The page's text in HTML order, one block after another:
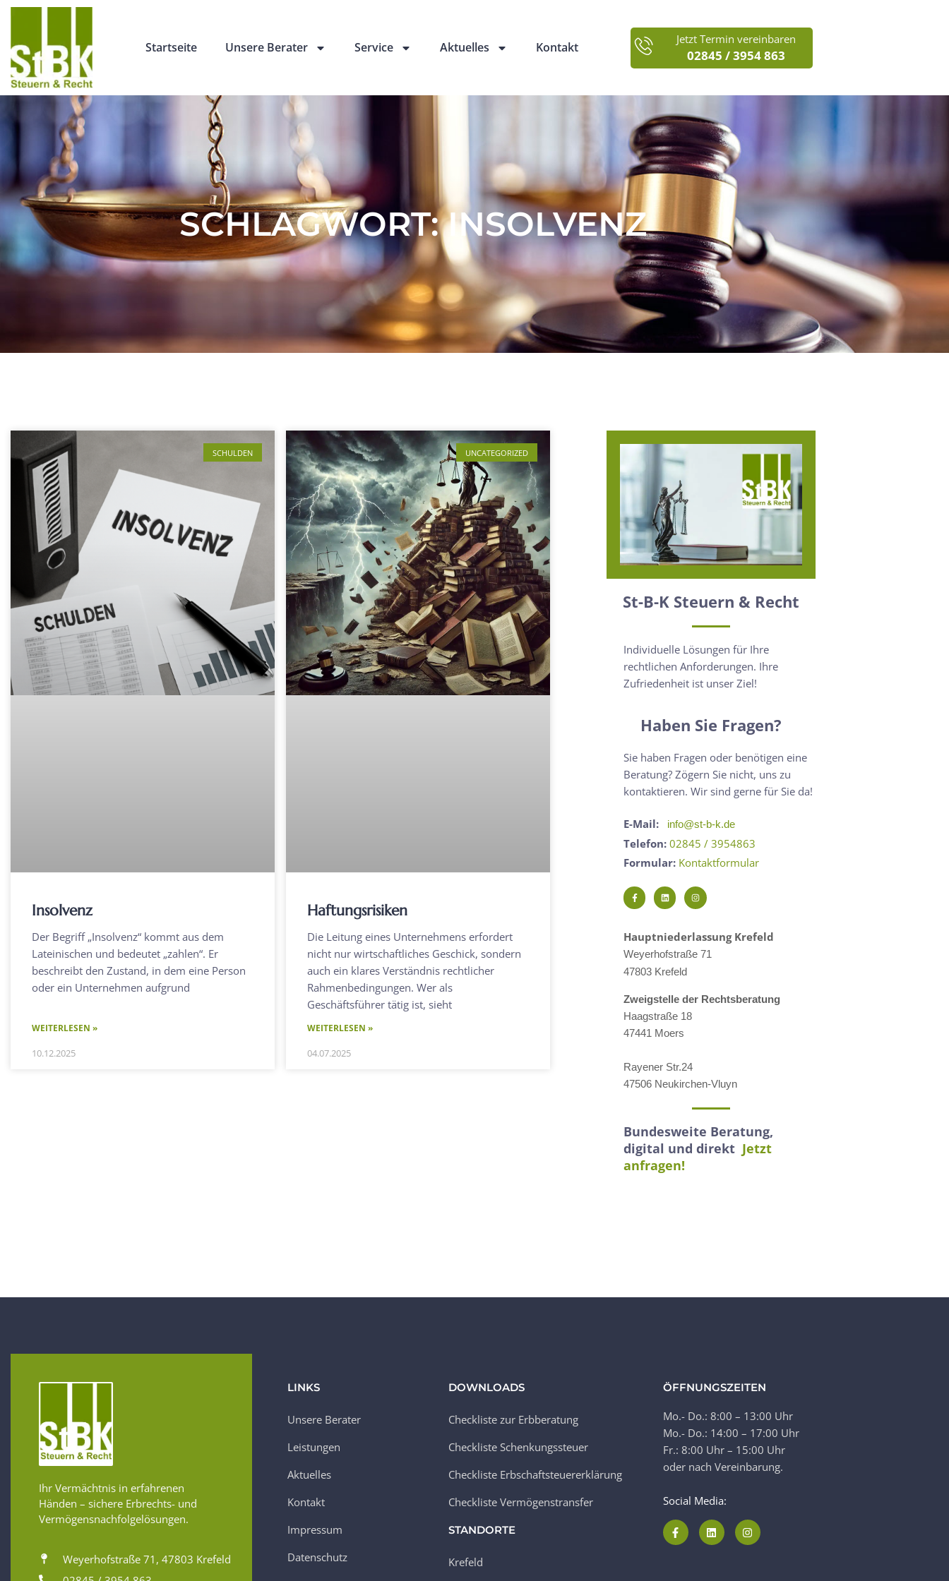
Startseite Unsere Berater Service Aktuelles Kontakt
Jetzt Termin vereinbaren
02845 / 3954 863
SCHLAGWORT: INSOLVENZ
SCHULDEN
Insolvenz
Der Begriff „Insolvenz“ kommt aus dem
Lateinischen und bedeutet „zahlen“. Er
beschreibt den Zustand, in dem eine Person
oder ein Unternehmen aufgrund
WEITERLESEN »
10.12.2025
UNCATEGORIZED
Haftungsrisiken
Die Leitung eines Unternehmens erfordert
nicht nur wirtschaftliches Geschick, sondern
auch ein klares Verständnis rechtlicher
Rahmenbedingungen. Wer als
Geschäftsführer tätig ist, sieht
WEITERLESEN »
04.07.2025
St-B-K Steuern & Recht
Individuelle Lösungen für Ihre
rechtlichen Anforderungen. Ihre
Zufriedenheit ist unser Ziel!
Haben Sie Fragen?
Sie haben Fragen oder benötigen eine
Beratung? Zögern Sie nicht, uns zu
kontaktieren. Wir sind gerne für Sie da!
E-Mail: info@st-b-k.de
Telefon: 02845 / 3954863
Formular: Kontaktformular
Hauptniederlassung Krefeld
Weyerhofstraße 71
47803 Krefeld
Zweigstelle der Rechtsberatung
Haagstraße 18
47441 Moers
Rayener Str.24
47506 Neukirchen-Vluyn
Bundesweite Beratung,
digital und direkt Jetzt
anfragen!
Ihr Vermächtnis in erfahrenen
Händen – sichere Erbrechts- und
Vermögensnachfolgelösungen.
Weyerhofstraße 71, 47803 Krefeld
LINKS
Unsere Berater
Leistungen
Aktuelles
Kontakt
Impressum
Datenschutz
DOWNLOADS
Checkliste zur Erbberatung
Checkliste Schenkungssteuer
Checkliste Erbschaftsteuererklärung
Checkliste Vermögenstransfer
STANDORTE
Krefeld
ÖFFNUNGSZEITEN
Mo.- Do.: 8:00 – 13:00 Uhr
Mo.- Do.: 14:00 – 17:00 Uhr
Fr.: 8:00 Uhr – 15:00 Uhr
oder nach Vereinbarung.
Social Media: